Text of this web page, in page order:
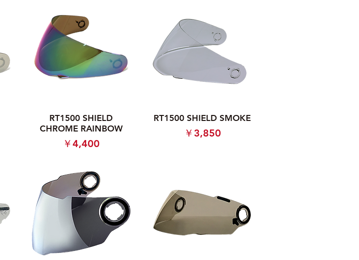
RT1500 SHIELD
CHROME RAINBOW
価格
￥4,400
RT1500 SHIELD SMOKE
価格
￥3,850